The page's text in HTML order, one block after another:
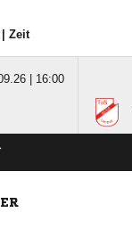
| Zeit
| 16:00